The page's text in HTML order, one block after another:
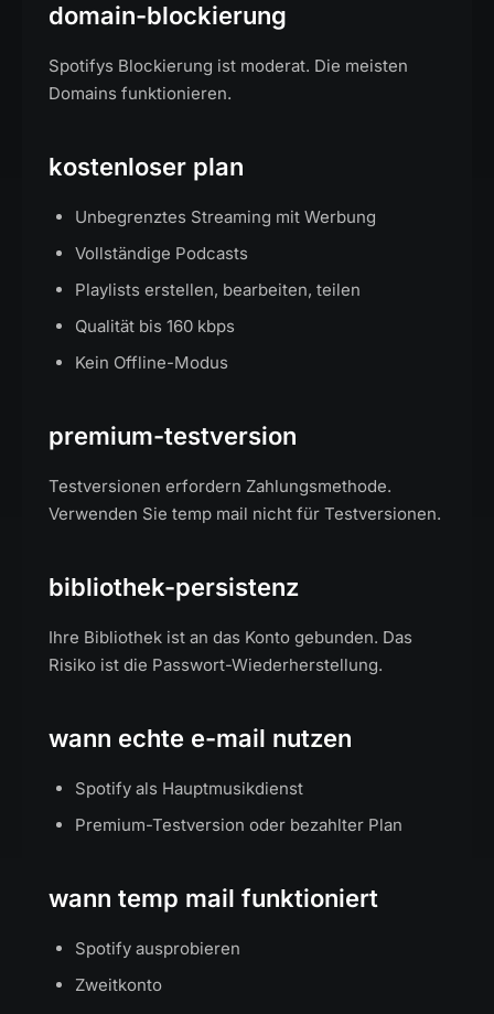
domain-blockierung
Spotifys Blockierung ist moderat. Die meisten
Domains funktionieren.
kostenloser plan
Unbegrenztes Streaming mit Werbung
Vollständige Podcasts
Playlists erstellen, bearbeiten, teilen
Qualität bis 160 kbps
Kein Offline-Modus
premium-testversion
Testversionen erfordern Zahlungsmethode.
Verwenden Sie temp mail nicht für Testversionen.
bibliothek-persistenz
Ihre Bibliothek ist an das Konto gebunden. Das
Risiko ist die Passwort-Wiederherstellung.
wann echte e-mail nutzen
Spotify als Hauptmusikdienst
Premium-Testversion oder bezahlter Plan
wann temp mail funktioniert
Spotify ausprobieren
Zweitkonto